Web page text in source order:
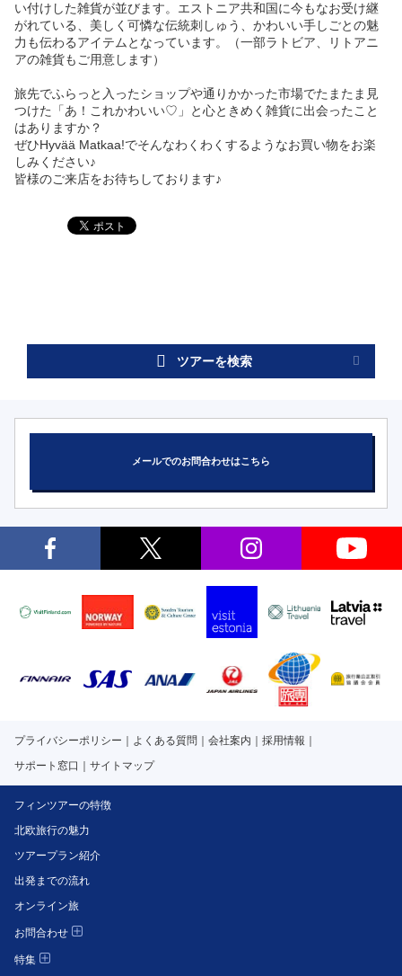
い付けした雑貨が並びます。エストニア共和国に今もなお受け継
がれている、美しく可憐な伝統刺しゅう、かわいい手しごとの魅
力も伝わるアイテムとなっています。（一部ラトビア、リトアニ
アの雑貨もご用意します）
旅先でふらっと入ったショップや通りかかった市場でたまたま見
つけた「あ！これかわいい♡」と心ときめく雑貨に出会ったこと
はありますか？
ぜひHyvää Matkaa!でそんなわくわくするようなお買い物をお楽
しみください♪
皆様のご来店をお待ちしております♪
ツアーを検索
メールでのお問合わせはこちら
プライバシーポリシー よくある質問 会社案内
採用情報
サポート窓口
サイトマップ
フィンツアーの特徴
北欧旅行の魅力
ツアープラン紹介
出発までの流れ
オンライン旅
お問合わせ
特集